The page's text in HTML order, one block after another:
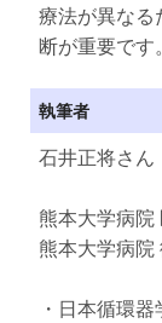
療法が異なる
断が重要です。
執筆者
石井正将さん
熊本大学病院
熊本大学病
・日本循環